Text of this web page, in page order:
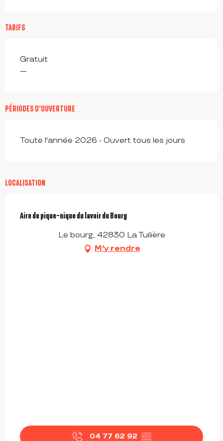
TARIFS
Gratuit
—
PÉRIODES D'OUVERTURE
Toute l'année 2026 - Ouvert tous les jours
LOCALISATION
Aire de pique-nique du lavoir du Bourg
Le bourg, 42830 La Tuilière
M'y rendre
04 77 62 92 ▒▒